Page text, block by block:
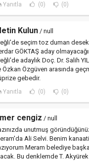
Yanıtla (0) (0)
Kulun/ null
seçim toz duman desek
GÖKTAŞ aday
adaylık Doç. Dr. Salih
Özkan Özgüven arasında
gebedir.
Yanıtla (0) (0)
cengiz / null
unutmuş
Ali Selvi. Benim
Meram belediye
Bu denklemde T.